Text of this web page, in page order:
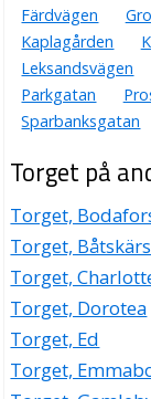
Lars Joachim Wester
0247-15570
Torget 6, 79331
Newcap
Marie Charlotte
Torget 6 1tr, 79331
A Pham Hy
0247-10080
Torget 7, 79331
Einars Skor AB
Ingrid Ylva Desirée
0247-34680
Torget 7, 79331
Färdvägen
Kaplagården
Leksandsvägen
Parkgatan
Sparbanksgatan
Torget på
Torget,
Torget,
Torget,
Torget, Dorotea
Torget, Ed
Torget,